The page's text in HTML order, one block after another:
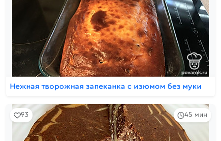
Нежная творожная запеканка с изюмом без муки
45 мин
93